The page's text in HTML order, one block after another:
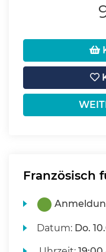
Französisch
Datum: Do.